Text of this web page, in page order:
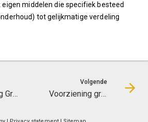
middelen die specifiek besteed
tot gelijkmatige verdeling
Voorziening Grondwaterheffing
Volgende
Voorziening groot onderhoud provinciehuis